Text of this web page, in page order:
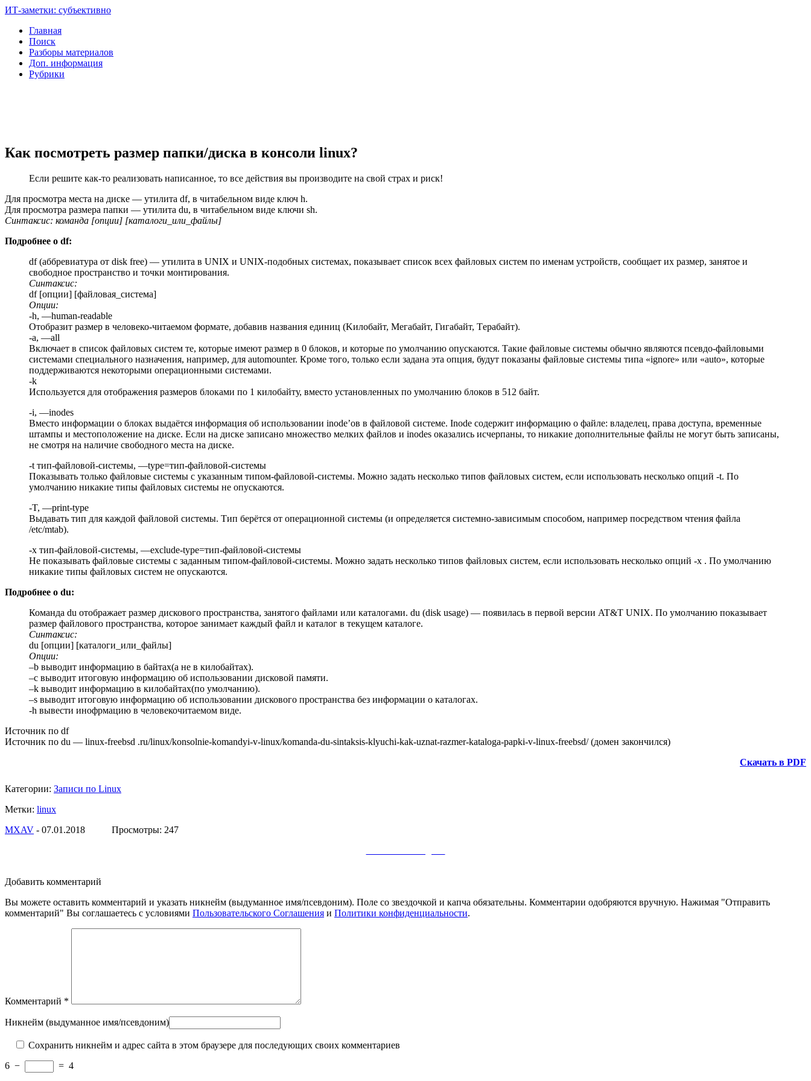
ИТ-заметки: субъективно
Главная
Поиск
Разборы материалов
Доп. информация
Рубрики
Как посмотреть размер папки/диска в консоли linux?
Если решите как-то реализовать написанное, то все действия вы производите на свой страх и риск!
Для просмотра места на диске — утилита df, в читабельном виде ключ h.
Для просмотра размера папки — утилита du, в читабельном виде ключи sh.
Синтаксис: команда [опции] [каталоги_или_файлы]
Подробнее о df:
df (аббревиатура от disk free) — утилита в UNIX и UNIX-подобных системах, показывает список всех файловых систем по именам устройств, сообщает их размер, занятое и
свободное пространство и точки монтирования.
Синтаксис:
df [опции] [файловая_система]
Опции:
-h, —human-readable
Отобразит размер в человеко-читаемом формате, добавив названия единиц (Kилобайт, Mегабайт, Гигабайт, Tерабайт).
-a, —all
Включает в список файловых систем те, которые имеют размер в 0 блоков, и которые по умолчанию опускаются. Такие файловые системы обычно являются псевдо-файловыми
системами специального назначения, например, для automounter. Кроме того, только если задана эта опция, будут показаны файловые системы типа «ignore» или «auto», которые
поддерживаются некоторыми операционными системами.
-k
Используется для отображения размеров блоками по 1 килобайту, вместо установленных по умолчанию блоков в 512 байт.
-i, —inodes
Вместо информации о блоках выдаётся информация об использовании inode’ов в файловой системе. Inode содержит информацию о файле: владелец, права доступа, временные
штампы и местоположение на диске. Если на диске записано множество мелких файлов и inodes оказались исчерпаны, то никакие дополнительные файлы не могут быть записаны,
не смотря на наличие свободного места на диске.
-t тип-файловой-системы, —type=тип-файловой-системы
Показывать только файловые системы с указанным типом-файловой-системы. Можно задать несколько типов файловых систем, если использовать несколько опций -t. По
умолчанию никакие типы файловых системы не опускаются.
-T, —print-type
Выдавать тип для каждой файловой системы. Тип берётся от операционной системы (и определяется системно-зависимым способом, например посредством чтения файла
/etc/mtab).
-x тип-файловой-системы, —exclude-type=тип-файловой-системы
Не показывать файловые системы с заданным типом-файловой-системы. Можно задать несколько типов файловых систем, если использовать несколько опций -x . По умолчанию
никакие типы файловых систем не опускаются.
Подробнее о du:
Команда du отображает размер дискового пространства, занятого файлами или каталогами. du (disk usage) — появилась в первой версии AT&T UNIX. По умолчанию показывает
размер файлового пространства, которое занимает каждый файл и каталог в текущем каталоге.
Синтаксис:
du [опции] [каталоги_или_файлы]
Опции:
–b выводит информацию в байтах(а не в килобайтах).
–c выводит итоговую информацию об использовании дисковой памяти.
–k выводит информацию в килобайтах(по умолчанию).
–s выводит итоговую информацию об использовании дискового пространства без информации о каталогах.
-h вывести инофрмацию в человекочитаемом виде.
Источник по df
Источник по du — linux-freebsd .ru/linux/konsolnie-komandyi-v-linux/komanda-du-sintaksis-klyuchi-kak-uznat-razmer-kataloga-papki-v-linux-freebsd/ (домен закончился)
Скачать в PDF
Категории: Записи по Linux
Метки: linux
МXAV - 07.01.2018 Просмотры: 247
Добавить комментарий
Вы можете оставить комментарий и указать никнейм (выдуманное имя/псевдоним). Поле со звездочкой и капча обязательны. Комментарии одобряются вручную. Нажимая "Отправить
комментарий" Вы соглашаетесь с условиями Пользовательского Соглашения и Политики конфиденциальности.
Комментарий *
Никнейм (выдуманное имя/псевдоним)
Сохранить никнейм и адрес сайта в этом браузере для последующих своих комментариев
6 − = 4